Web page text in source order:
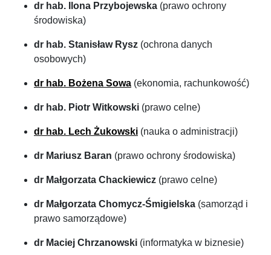
dr hab. Ilona Przybojewska (prawo ochrony
środowiska)
dr hab. Stanisław Rysz (ochrona danych
osobowych)
dr hab. Bożena Sowa (ekonomia, rachunkowość)
dr hab. Piotr Witkowski (prawo celne)
dr hab. Lech Żukowski (nauka o administracji)
dr Mariusz Baran (prawo ochrony środowiska)
dr Małgorzata Chackiewicz (prawo celne)
dr Małgorzata Chomycz-Śmigielska (samorząd i
prawo samorządowe)
dr Maciej Chrzanowski (informatyka w biznesie)